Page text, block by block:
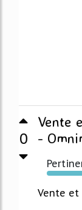
0
Vente
-
288%
Vente